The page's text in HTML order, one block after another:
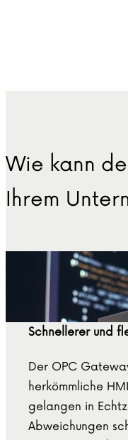
Wie kann
Ihrem
Schnellerer und
Der OPC
herkömmliche
gelangen in
Abweichungen